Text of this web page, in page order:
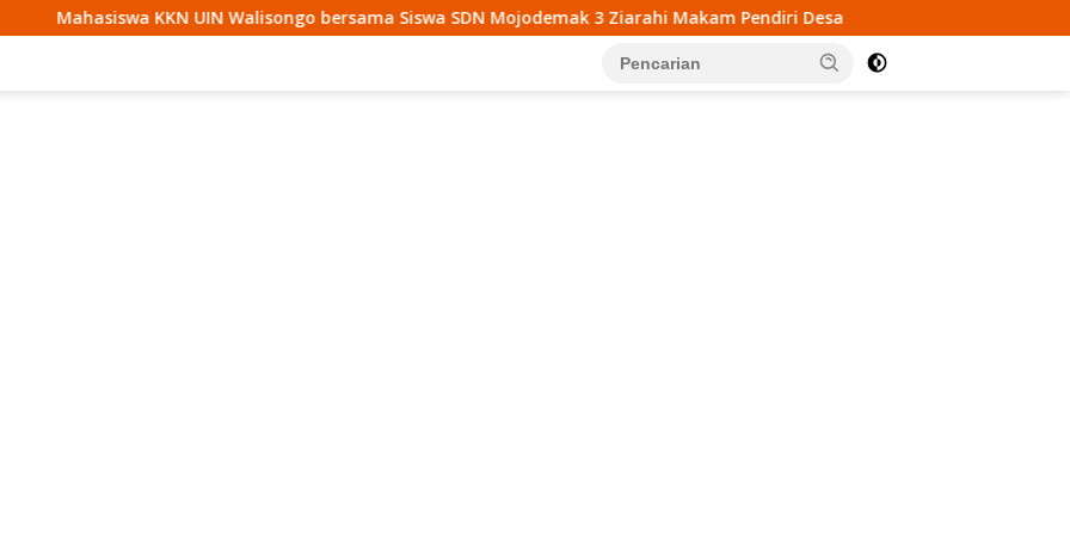
UIN Walisongo bersama Siswa SDN Mojodemak 3 Ziarahi Makam Pendiri Desa Mahasiswa KKN UIN Walisongo Gelar